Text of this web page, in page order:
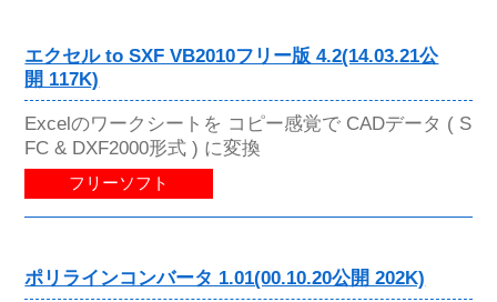
エクセル to SXF VB2010フリー版 4.2(14.03.21公
開 117K)
Excelのワークシートを コピー感覚で CADデータ ( S
FC & DXF2000形式 ) に変換
フリーソフト
ポリラインコンバータ 1.01(00.10.20公開 202K)